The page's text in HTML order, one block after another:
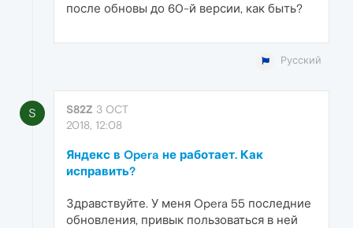
после обновы до 60-й версии, как быть?
Русский
S S82Z 3 OCT
2018, 12:08
Яндекс в Opera не работает. Как
исправить?
Здравствуйте. У меня Opera 55 последние
обновления, привык пользоваться в ней